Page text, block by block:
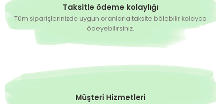
Taksitle ödeme kolaylığı
Tüm siparişlerinizde uygun oranlarla taksite bölebilir kolayca
ödeyebilirsiniz.
Müşteri Hizmetleri